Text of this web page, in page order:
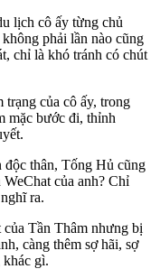
lịch cô ấy từng chủ
phải lần nào cũng
chỉ là khó tránh có chút
trạng của cô ấy, trong
mặc bước đi, thỉnh
thân, Tống Hủ cũng
của anh? Chỉ
ra.
Tần Thâm nhưng bị
càng thêm sợ hãi, sợ
khác gì.